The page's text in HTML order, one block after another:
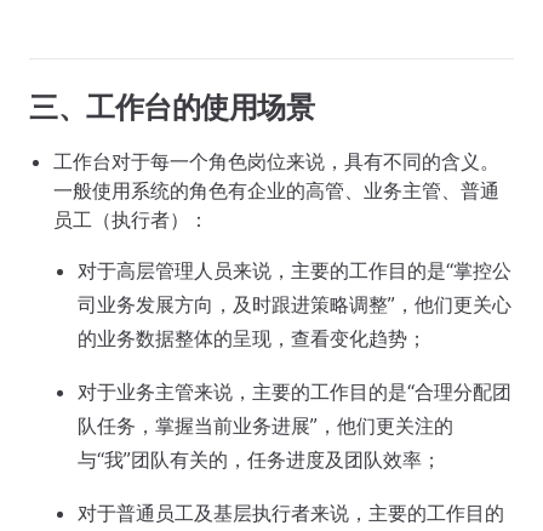
三、工作台的使用场景
工作台对于每一个角色岗位来说，具有不同的含义。
一般使用系统的角色有企业的高管、业务主管、普通
员工（执行者）：
对于高层管理人员来说，主要的工作目的是“掌控公
司业务发展方向，及时跟进策略调整”，他们更关心
的业务数据整体的呈现，查看变化趋势；
对于业务主管来说，主要的工作目的是“合理分配团
队任务，掌握当前业务进展”，他们更关注的
与“我”团队有关的，任务进度及团队效率；
对于普通员工及基层执行者来说，主要的工作目的